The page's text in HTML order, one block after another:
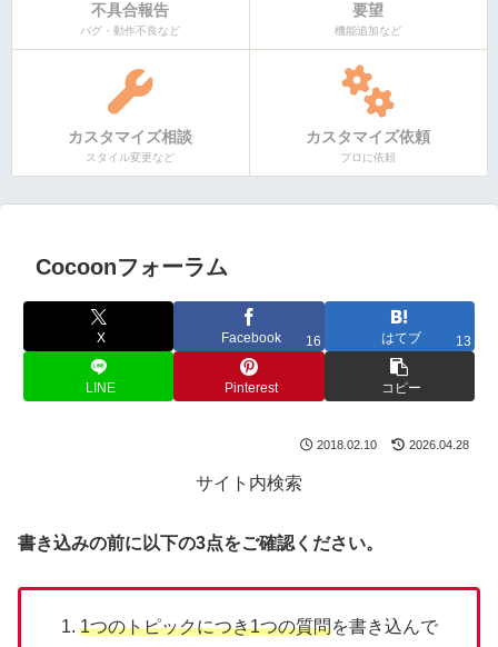
不具合報告
バグ・動作不良など
要望
機能追加など
カスタマイズ相談
スタイル変更など
カスタマイズ依頼
プロに依頼
Cocoonフォーラム
X Facebook 16 はてブ 13
LINE Pinterest コピー
2018.02.10 2026.04.28
サイト内検索
書き込みの前に以下の3点をご確認ください。
1つのトピックにつき1つの質問を書き込んで